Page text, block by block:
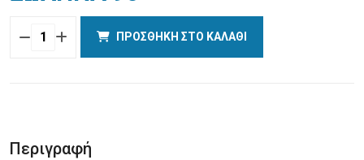
Ποσότητα
ΠΡΟΣΘΉΚΗ ΣΤΟ ΚΑΛΆΘΙ
Περιγραφή